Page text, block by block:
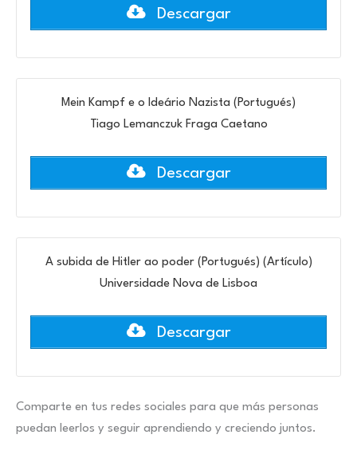
Descargar
Mein Kampf e o Ideário Nazista (Portugués)
Tiago Lemanczuk Fraga Caetano
Descargar
A subida de Hitler ao poder (Portugués) (Artículo)
Universidade Nova de Lisboa
Descargar
Comparte en tus redes sociales para que más personas
puedan leerlos y seguir aprendiendo y creciendo juntos.